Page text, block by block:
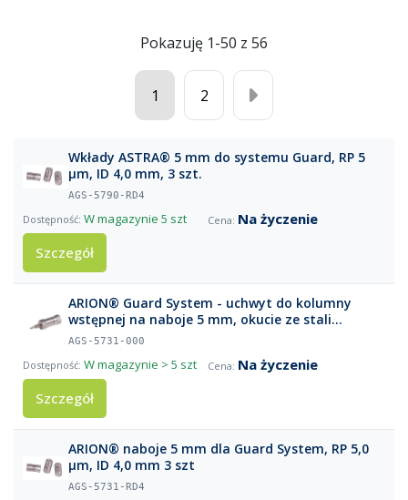
Pokazuję 1-50 z 56
1 2
Wkłady ASTRA® 5 mm do systemu Guard, RP 5
µm, ID 4,0 mm, 3 szt.
AGS-5790-RD4
W magazynie 5 szt
Na życzenie
Szczegół
ARION® Guard System - uchwyt do kolumny
wstępnej na naboje 5 mm, okucie ze stali
nierdzewnej, max 900 bar, 1 szt
AGS-5731-000
W magazynie > 5 szt
Na życzenie
Szczegół
ARION® naboje 5 mm dla Guard System, RP 5,0
µm, ID 4,0 mm 3 szt
AGS-5731-RD4